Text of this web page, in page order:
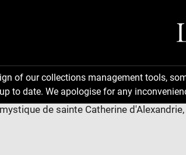
of our collections management tools,
to date. We apologise for any